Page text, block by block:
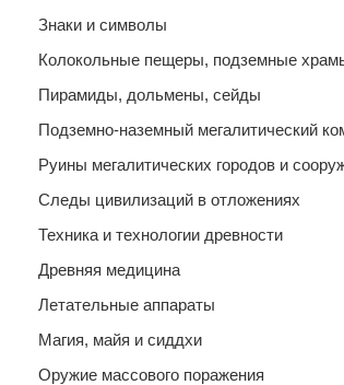
Знаки и символы
Колокольные пещеры, подземные
Пирамиды, дольмены, сейды
Подземно-наземный мегалитический
Руины мегалитических городов и
Следы цивилизаций в отложениях
Техника и технологии древности
Древняя медицина
Летательные аппараты
Магия, майя и сиддхи
Оружие массового поражения